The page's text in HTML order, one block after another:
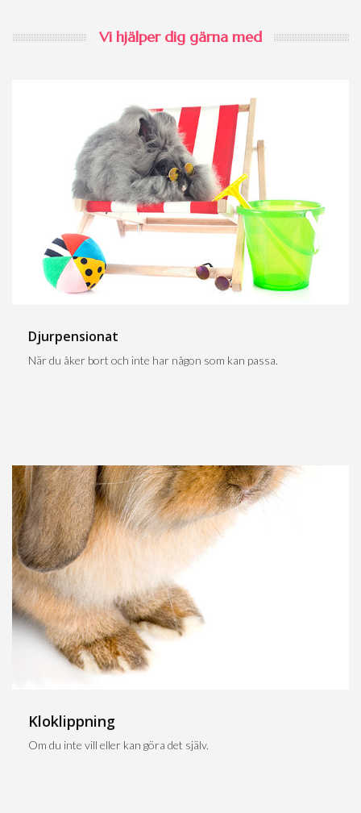
Vi hjälper dig gärna med
Djurpensionat
När du åker bort och inte har någon som kan passa.
Kloklippning
Om du inte vill eller kan göra det själv.